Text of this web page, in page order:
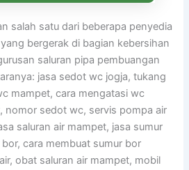
salah satu dari beberapa penyedia
bergerak di bagian kebersihan
saluran pipa pembuangan
jasa sedot wc jogja, tukang
mampet, cara mengatasi wc
nomor sedot wc, servis pompa air
saluran air mampet, jasa sumur
cara membuat sumur bor
obat saluran air mampet, mobil